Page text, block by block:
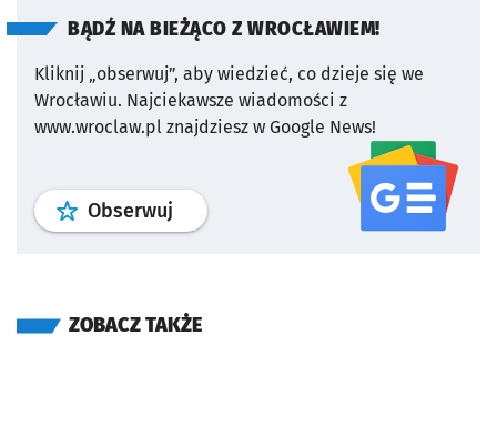
BĄDŹ NA BIEŻĄCO Z WROCŁAWIEM!
Kliknij „obserwuj”, aby wiedzieć, co dzieje się we
Wrocławiu. Najciekawsze wiadomości z
www.wroclaw.pl znajdziesz w Google News!
Obserwuj profil serwisu
ZOBACZ TAKŻE